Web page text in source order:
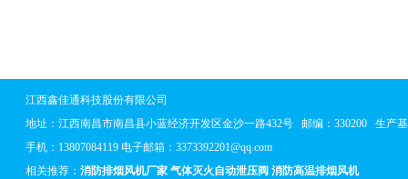
江西鑫佳通科技股份有限公司
地址： 江西南昌市南昌县小蓝经济开发区金沙一路432号邮编：330200 生产基
手机：13807084119 电子邮箱：3373392201@qq.com
相关推荐： 消防排烟风机厂家 气体灭火自动泄压阀 消防高温排烟风机